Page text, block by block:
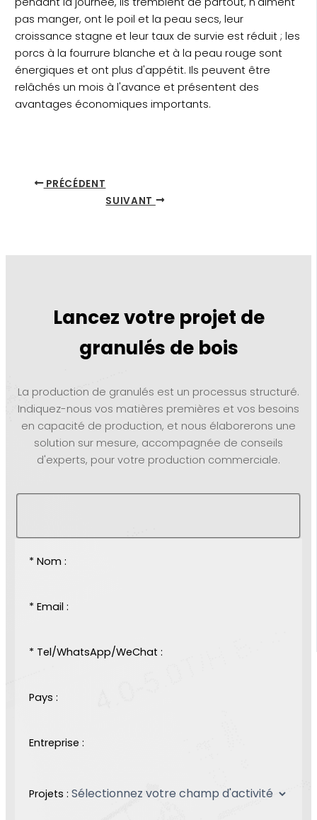
pas manger, ont le poil et la peau secs, leur
croissance stagne et leur taux de survie est réduit ; les
porcs à la fourrure blanche et à la peau rouge sont
énergiques et ont plus d'appétit. Ils peuvent être
relâchés un mois à l'avance et présentent des
avantages économiques importants.
PRÉCÉDENT
SUIVANT
Lancez votre projet de
granulés de bois
La production de granulés est un processus structuré.
Indiquez-nous vos matières premières et vos besoins
en capacité de production, et nous élaborerons une
solution sur mesure, accompagnée de conseils
d'experts, pour votre production commerciale.
* Nom :
* Email :
* Tel/WhatsApp/WeChat :
Pays :
Entreprise :
Projets :